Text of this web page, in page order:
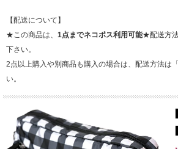
【配送について】
★この商品は、 1点までネコポス利用可能★配送方
下さい。
2点以上購入や別商品も購入の場合は、配送方法は
い。